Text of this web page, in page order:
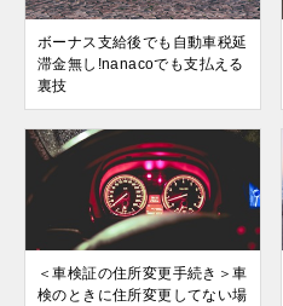
ボーナス支給後でも自動車税延
滞金無し!nanacoでも支払える
裏技
＜車検証の住所変更手続き＞車
検のときに住所変更してない場